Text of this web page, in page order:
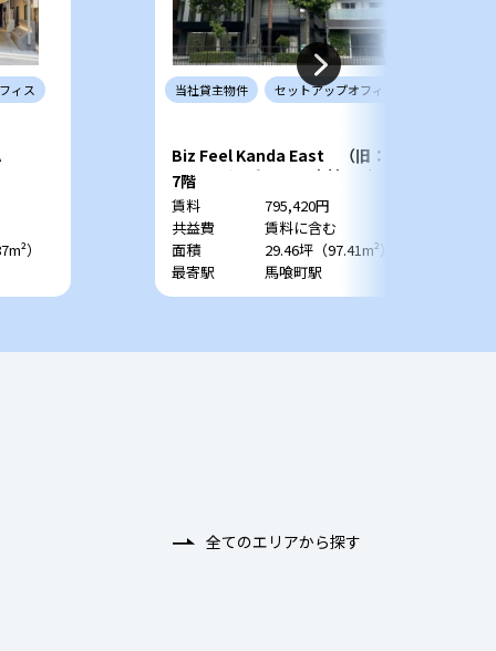
ィス
）
当社貸主物件 セットアップオフィス
Biz Feel Kanda East （旧：フ
ォーライフオフィス東神田ビル）
7階
賃料
795,420円
共益費
賃料に含む
面積
29.46坪（97.41m²）
最寄駅
馬喰町駅
全てのエリアから探す